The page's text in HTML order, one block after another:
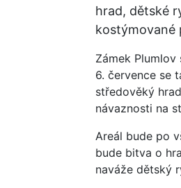
hrad, dětské
kostýmované
Zámek
6. července se
středověký
návaznosti na
Areál bude po
bude bitva o
naváže dětský